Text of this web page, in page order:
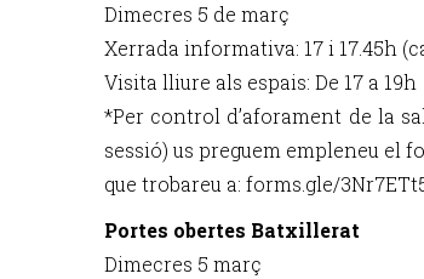
Dimecres 5 de març
Xerrada informativa: 17 i 17.45h
Visita lliure als espais: De 17 a 19h
*Per control d’aforament de la
sessió) us preguem empleneu el
que trobareu a: forms.gle/
Portes obertes Batxillerat
Dimecres 5 març